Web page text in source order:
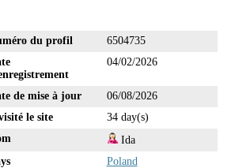
du profil
6504735
04/02/2026
de mise à jour
06/08/2026
le site
34 day(s)
Ida
Poland